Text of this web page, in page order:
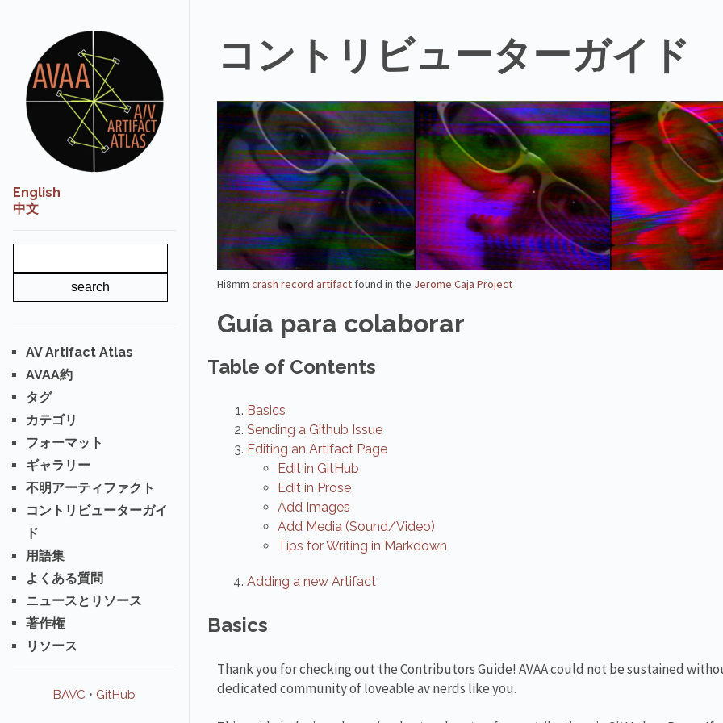
English
中文
AV Artifact Atlas
AVAA約
タグ
カテゴリ
フォーマット
ギャラリー
不明アーティファクト
コントリビューターガイ
ド
用語集
よくある質問
ニュースとリソース
著作権
リソース
BAVC • GitHub
コントリビューターガイド
Hi8mm crash record artifactfound in the Jerome Caja Project
Guía para colaborar
Table of Contents
Basics
Sending a Github Issue
Editing an Artifact Page
Edit in GitHub
Edit in Prose
Add Images
Add Media (Sound/Video)
Tips for Writing in Markdown
Adding a new Artifact
Basics
Thank you for checking out the Contributors Guide! AVAA could not be sustained
dedicated community of loveable av nerds like you.